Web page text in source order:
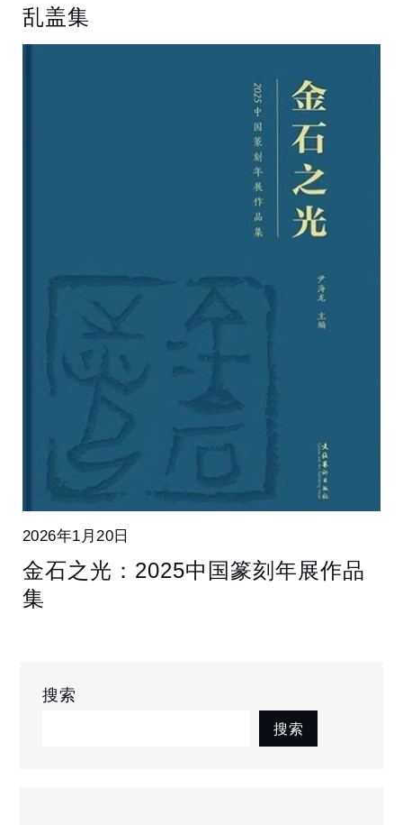
乱盖集
2026年1月20日
金石之光：2025中国篆刻年展作品
集
搜索
搜索